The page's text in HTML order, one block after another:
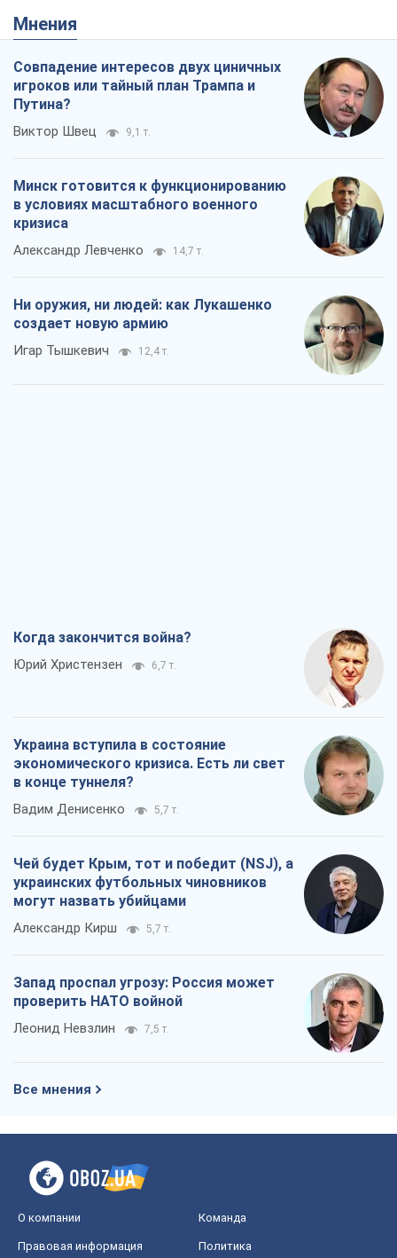
Мнения
Совпадение интересов двух циничных
игроков или тайный план Трампа и
Путина?
Виктор Швец 9,1 т.
Минск готовится к функционированию
в условиях масштабного военного
кризиса
Александр Левченко 14,7 т.
Ни оружия, ни людей: как Лукашенко
создает новую армию
Игар Тышкевич 12,4 т.
Когда закончится война?
Юрий Христензен 6,7 т.
Украина вступила в состояние
экономического кризиса. Есть ли свет
в конце туннеля?
Вадим Денисенко 5,7 т.
Чей будет Крым, тот и победит (NSJ), а
украинских футбольных чиновников
могут назвать убийцами
Александр Кирш 5,7 т.
Запад проспал угрозу: Россия может
проверить НАТО войной
Леонид Невзлин 7,5 т.
Все мнения
О компании Команда
Правовая информация
Политика